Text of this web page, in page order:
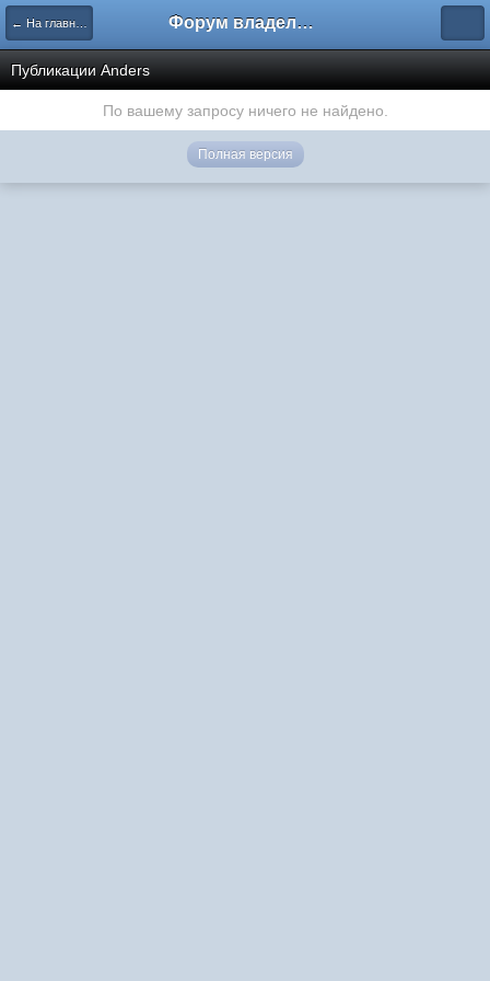
← На главную Форум владельцев интернет-магазинов
Публикации Anders
По вашему запросу ничего не найдено.
Полная версия